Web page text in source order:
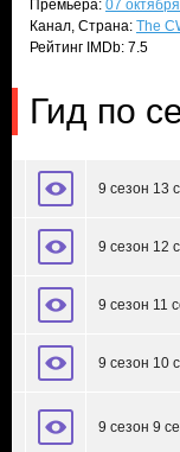
Премьера: 07
Канал, Страна: The
Рейтинг IMDb: 7.5
Гид по
9 сезон 13
9 сезон 12
9 сезон 11
9 сезон 10
9 сезон 9